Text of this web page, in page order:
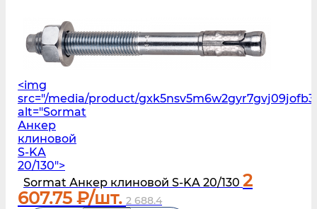
<img
src="/media/product/
alt="Sormat
Анкер
клиновой
S-KA
20/130">
Sormat Анкер клиновой S-KA 20/130 2
607.75 ₽/шт. 2 688.4